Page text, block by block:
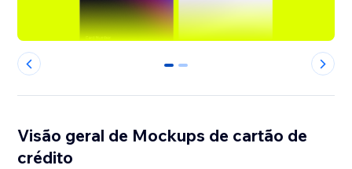
0 1
Visão geral de Mockups de cartão de
crédito